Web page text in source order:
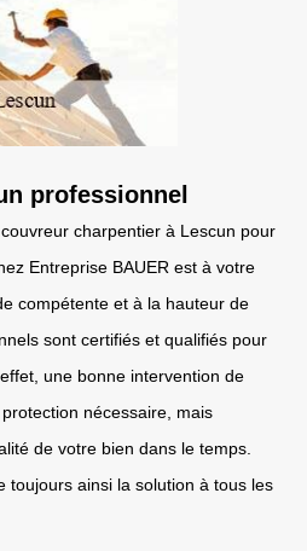
professionnel
charpentier à Lescun pour
Entreprise BAUER est à votre
compétente et à la hauteur de
sont certifiés et qualifiés pour
une bonne intervention de
nécessaire, mais
de votre bien dans le temps.
toujours ainsi la solution à tous les